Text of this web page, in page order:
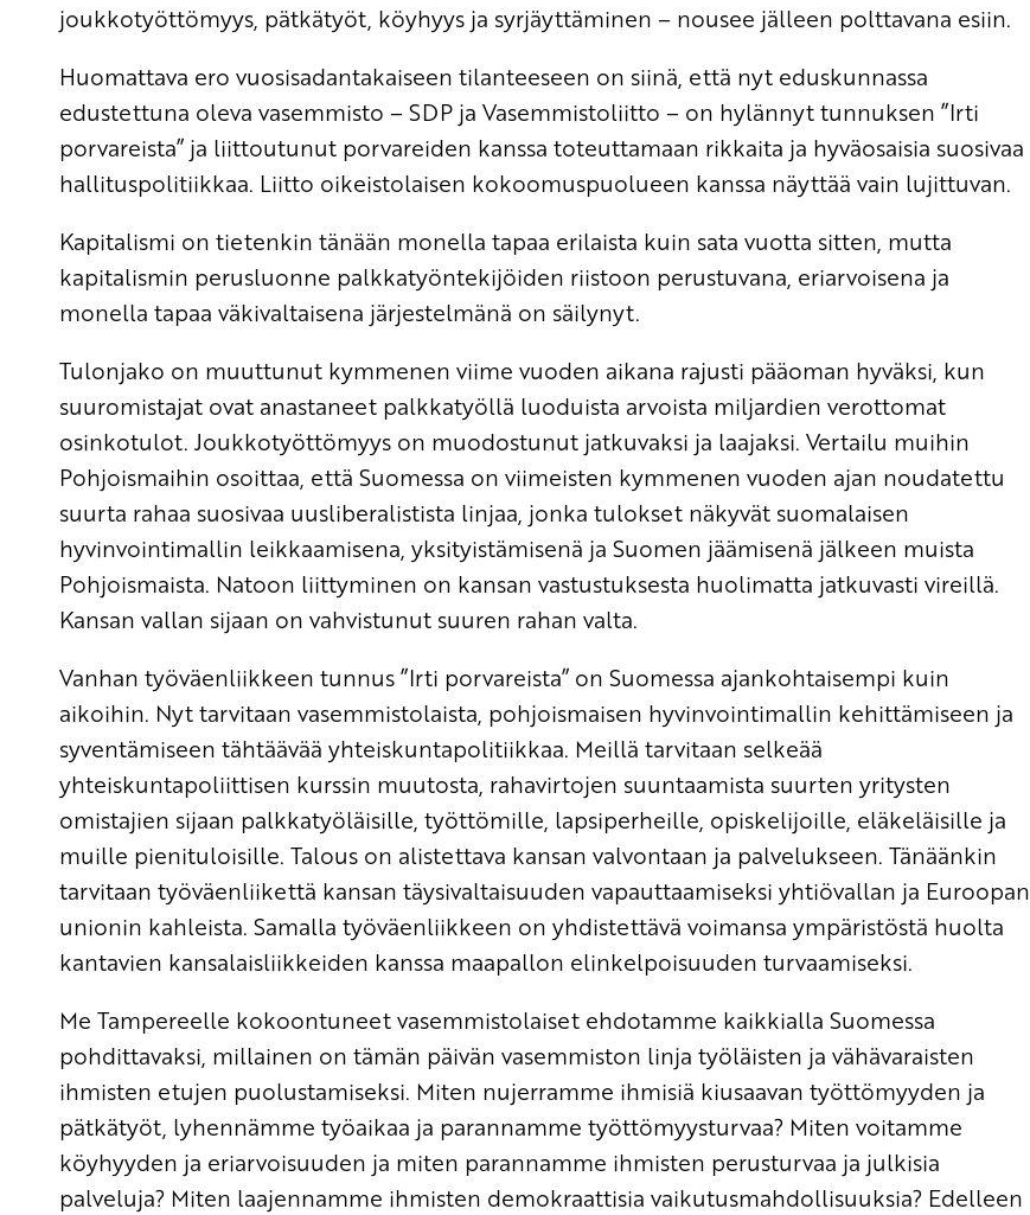
joukkotyöttömyys, pätkätyöt, köyhyys ja syrjäyttäminen – nousee jälleen polttavana esiin.
Huomattava ero vuosisadantakaiseen tilanteeseen on siinä, että nyt eduskunnassa
edustettuna oleva vasemmisto – SDP ja Vasemmistoliitto – on hylännyt tunnuksen ”Irti
porvareista” ja liittoutunut porvareiden kanssa toteuttamaan rikkaita ja hyväosaisia suosivaa
hallituspolitiikkaa. Liitto oikeistolaisen kokoomuspuolueen kanssa näyttää vain lujittuvan.
Kapitalismi on tietenkin tänään monella tapaa erilaista kuin sata vuotta sitten, mutta
kapitalismin perusluonne palkkatyöntekijöiden riistoon perustuvana, eriarvoisena ja
monella tapaa väkivaltaisena järjestelmänä on säilynyt.
Tulonjako on muuttunut kymmenen viime vuoden aikana rajusti pääoman hyväksi, kun
suuromistajat ovat anastaneet palkkatyöllä luoduista arvoista miljardien verottomat
osinkotulot. Joukkotyöttömyys on muodostunut jatkuvaksi ja laajaksi. Vertailu muihin
Pohjoismaihin osoittaa, että Suomessa on viimeisten kymmenen vuoden ajan noudatettu
suurta rahaa suosivaa uusliberalistista linjaa, jonka tulokset näkyvät suomalaisen
hyvinvointimallin leikkaamisena, yksityistämisenä ja Suomen jäämisenä jälkeen muista
Pohjoismaista. Natoon liittyminen on kansan vastustuksesta huolimatta jatkuvasti vireillä.
Kansan vallan sijaan on vahvistunut suuren rahan valta.
Vanhan työväenliikkeen tunnus ”Irti porvareista” on Suomessa ajankohtaisempi kuin
aikoihin. Nyt tarvitaan vasemmistolaista, pohjoismaisen hyvinvointimallin kehittämiseen ja
syventämiseen tähtäävää yhteiskuntapolitiikkaa. Meillä tarvitaan selkeää
yhteiskuntapoliittisen kurssin muutosta, rahavirtojen suuntaamista suurten yritysten
omistajien sijaan palkkatyöläisille, työttömille, lapsiperheille, opiskelijoille, eläkeläisille ja
muille pienituloisille. Talous on alistettava kansan valvontaan ja palvelukseen. Tänäänkin
tarvitaan työväenliikettä kansan täysivaltaisuuden vapauttaamiseksi yhtiövallan ja Euroopan
unionin kahleista. Samalla työväenliikkeen on yhdistettävä voimansa ympäristöstä huolta
kantavien kansalaisliikkeiden kanssa maapallon elinkelpoisuuden turvaamiseksi.
Me Tampereelle kokoontuneet vasemmistolaiset ehdotamme kaikkialla Suomessa
pohdittavaksi, millainen on tämän päivän vasemmiston linja työläisten ja vähävaraisten
ihmisten etujen puolustamiseksi. Miten nujerramme ihmisiä kiusaavan työttömyyden ja
pätkätyöt, lyhennämme työaikaa ja parannamme työttömyysturvaa? Miten voitamme
köyhyyden ja eriarvoisuuden ja miten parannamme ihmisten perusturvaa ja julkisia
palveluja? Miten laajennamme ihmisten demokraattisia vaikutusmahdollisuuksia? Edelleen